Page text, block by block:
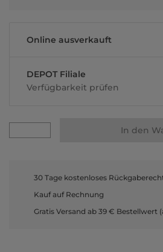
Online ausverkauft
DEPOT Filiale
Verfügbarkeit prüfen
In den
30 Tage kostenloses
Kauf auf Rechnung
Gratis Versand ab 39 € Bestellwert